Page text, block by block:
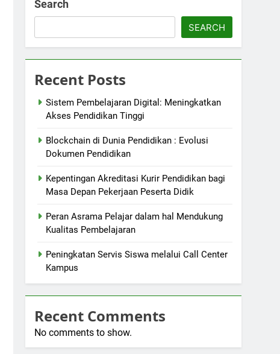
Search
SEARCH
Recent Posts
Sistem Pembelajaran Digital: Meningkatkan
Akses Pendidikan Tinggi
Blockchain di Dunia Pendidikan : Evolusi
Dokumen Pendidikan
Kepentingan Akreditasi Kurir Pendidikan bagi
Masa Depan Pekerjaan Peserta Didik
Peran Asrama Pelajar dalam hal Mendukung
Kualitas Pembelajaran
Peningkatan Servis Siswa melalui Call Center
Kampus
Recent Comments
No comments to show.